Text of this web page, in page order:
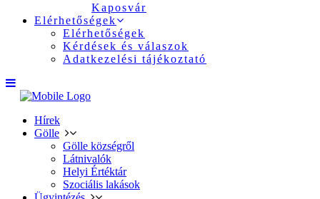
Kaposvár
Elérhetőségek
Elérhetőségek
Kérdések és válaszok
Adatkezelési tájékoztató
Hírek
Gölle
Gölle községről
Látnivalók
Helyi Értéktár
Szociális lakások